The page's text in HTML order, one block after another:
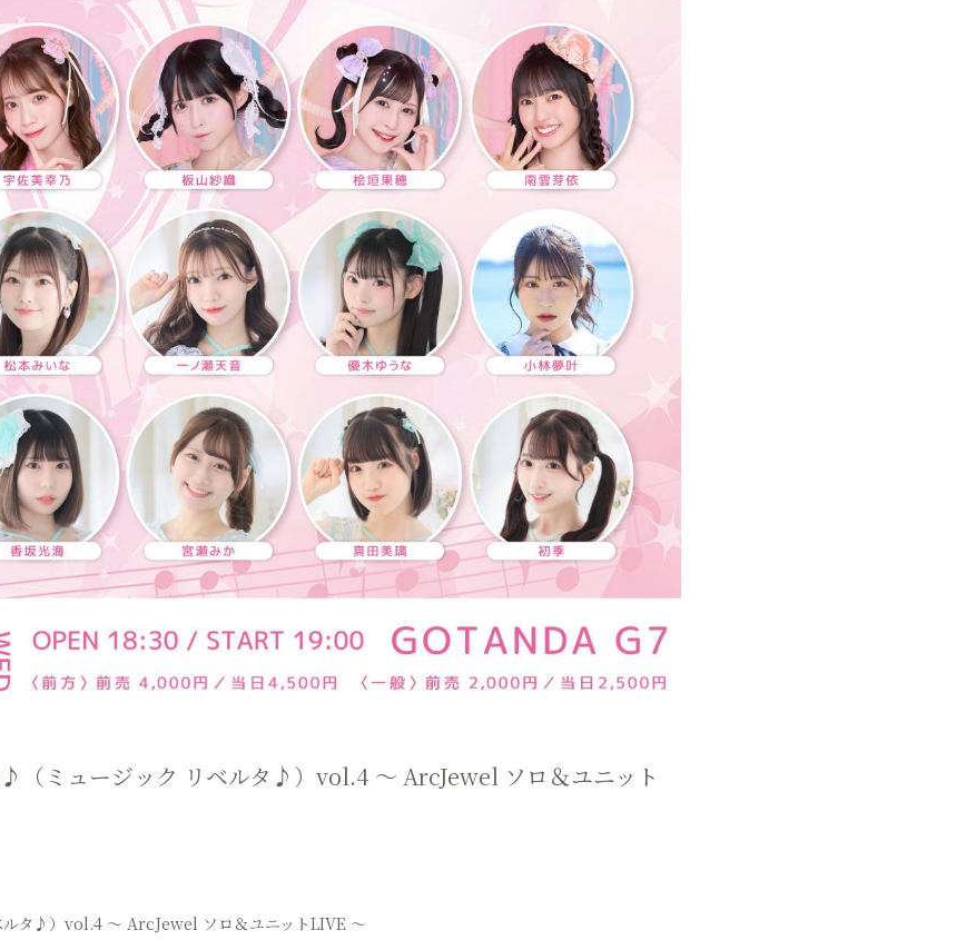
（ミュージック リベルタ♪）vol.4 ～ ArcJewel ソロ＆ユニット
タ♪）vol.4 ～ ArcJewel ソロ＆ユニットLIVE ～